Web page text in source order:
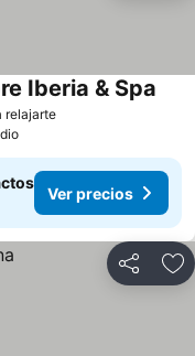
relajarte
Iberia & Spa
Ver precios
Compartir